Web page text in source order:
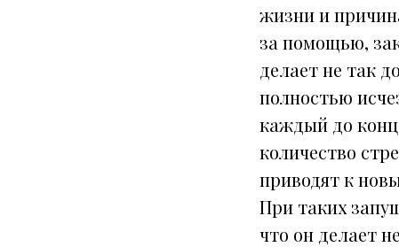
жизни и
за помощью,
делает не так
полностью
каждый до
количество
приводят к
При таких
что он делает